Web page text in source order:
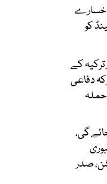
خسارے
کو
کے
دفاعی
حملہ
گی،
صدر